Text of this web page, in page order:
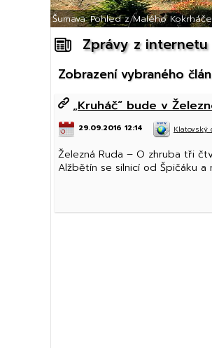
Šumava: Pohled z Malého
Zprávy z internetu
Zobrazení vybraného
„Kruháč“ bude v
29.09.2016 12:14 Klatovský
Železná Ruda – O zhruba tři
Alžbětín se silnicí od Špičáku a